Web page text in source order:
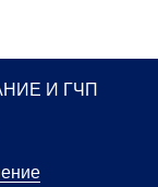
И ГЧП